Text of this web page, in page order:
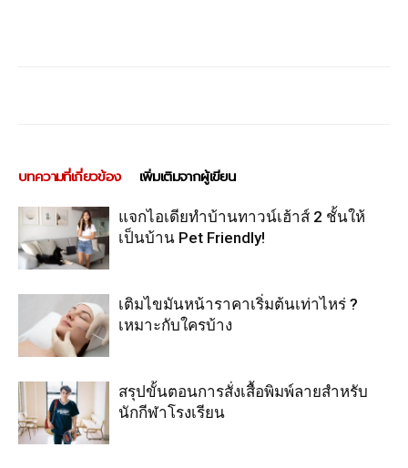
บทความที่เกี่ยวข้อง เพิ่มเติมจากผู้เขียน
แจกไอเดียทำบ้านทาวน์เฮ้าส์ 2 ชั้นให้
เป็นบ้าน Pet Friendly!
เติมไขมันหน้าราคาเริ่มต้นเท่าไหร่ ?
เหมาะกับใครบ้าง
สรุปขั้นตอนการสั่งเสื้อพิมพ์ลายสำหรับ
นักกีฬาโรงเรียน